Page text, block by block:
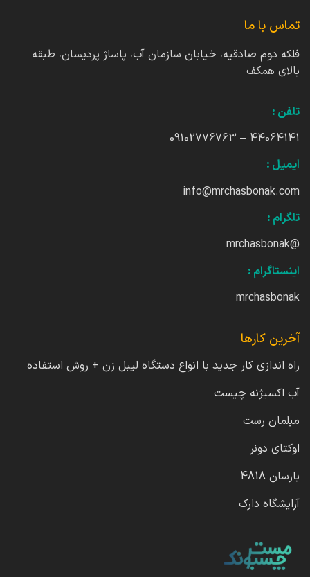
تماس با ما
فلکه دوم صادقیه، خیابان سازمان آب، پاساژ پردیسان، طبقه
بالای همکف
تلفن :
44064141 – 09102776763
ایمیل :
info@mrchasbonak.com
تلگرام :
@mrchasbonak
اینستاگرام :
mrchasbonak
آخرین کارها
راه اندازی کار جدید با انواع دستگاه لیبل زن + روش استفاده
آب اکسیژنه چیست
مبلمان رست
اوکتای دونر
بارسان 4818
آرایشگاه دارک